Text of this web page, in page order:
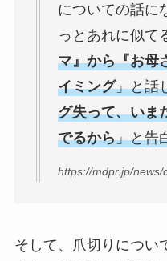
についての話に
っとあれに似て
マ』から『お母
イミング」と話
グ失って、いま
でるから」と告
https://mdpr.jp/news/
そして、爪切りについ